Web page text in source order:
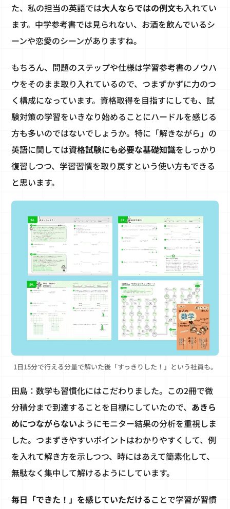
た、私の担当の英語では大人ならではの例文も入れてい
ます。中学参考書では見られない、お酒を飲んでいるシ
ーンや恋愛のシーンがありますね。
もちろん、問題のステップや仕様は学習参考書のノウハ
ウをそのまま取り入れているので、つまずかずに力のつ
く構成になっています。資格取得を目指すにしても、試
験対策の学習をいきなり始めることにハードルを感じる
方も多いのではないでしょうか。特に「解きながら」の
英語に関しては資格試験にも必要な基礎知識をしっかり
復習しつつ、学習習慣を取り戻すという使い方もできる
と思います。
1日15分で行える分量で解いた後「すっきりした！」という社員も。
田島：数学も習慣化にはこだわりました。この2冊で微
分積分まで到達することを目標にしていたので、 あきら
めにつながらないようにモニター結果の分析を重視しま
した。つまずきやすいポイントはわかりやすくして、例
を入れて解き方を示しつつ、時にはあえて簡素化して、
無駄なく集中して解けるようにしています。
毎日「できた！」を感じていただけることで学習が習慣